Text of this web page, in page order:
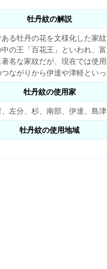
牡丹紋の解説
る牡丹の花を文様化した家
の王「百花王」といわれ、
名な家紋だが、現在では使
ながりから伊達や津軽とい
牡丹紋の使用家
左分、杉、南部、伊達、島
牡丹紋の使用地域